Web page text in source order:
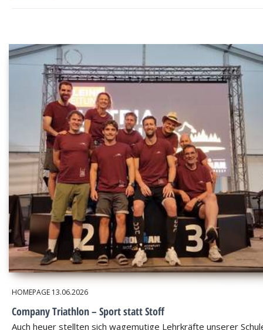
HOMEPAGE 13.06.2026
Company Triathlon – Sport statt Stoff
Auch heuer stellten sich wagemutige Lehrkräfte unserer